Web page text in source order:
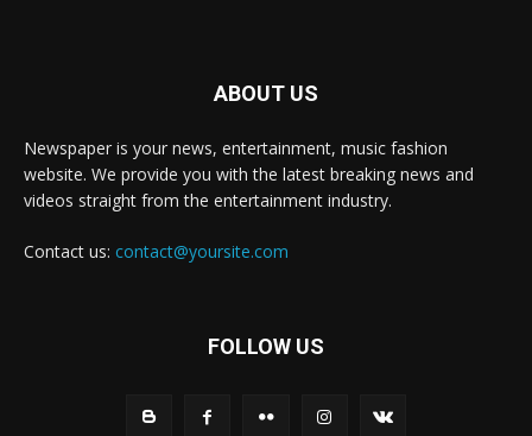
ABOUT US
Newspaper is your news, entertainment, music fashion
website. We provide you with the latest breaking news and
videos straight from the entertainment industry.
Contact us: contact@yoursite.com
FOLLOW US